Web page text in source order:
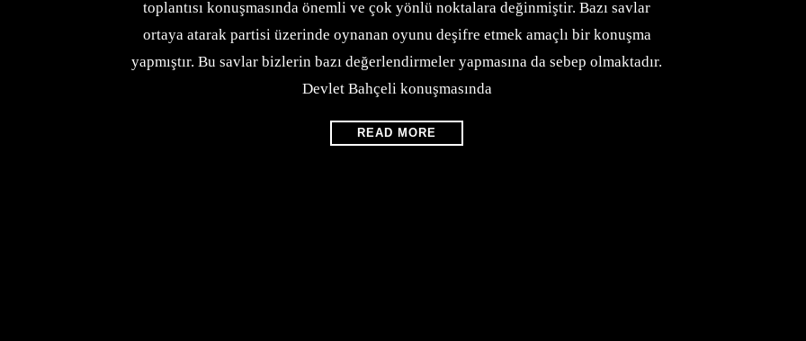
toplantısı konuşmasında önemli ve çok yönlü noktalara değinmiştir. Bazı savlar
ortaya atarak partisi üzerinde oynanan oyunu deşifre etmek amaçlı bir konuşma
yapmıştır. Bu savlar bizlerin bazı değerlendirmeler yapmasına da sebep olmaktadır.
Devlet Bahçeli konuşmasında
READ MORE